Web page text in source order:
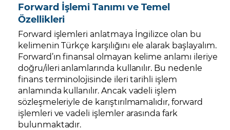
Forward İşlemi Tanımı ve Temel
Özellikleri
Forward işlemleri anlatmaya İngilizce olan bu
kelimenin Türkçe karşılığını ele alarak başlayalım.
Forward’ın finansal olmayan kelime anlamı ileriye
doğru/ileri anlamlarında kullanılır. Bu nedenle
finans terminolojisinde ileri tarihli işlem
anlamında kullanılır. Ancak vadeli işlem
sözleşmeleriyle de karıştırılmamalıdır, forward
işlemleri ve vadeli işlemler arasında fark
bulunmaktadır.